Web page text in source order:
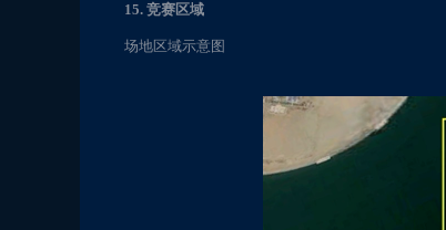
15. 竞赛区域
场地区域示意图